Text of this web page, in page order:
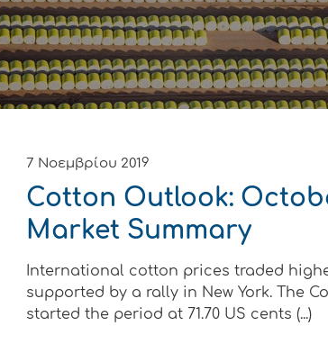
7 Νοεμβρίου 2019
Cotton Outlook:
Market Summary
International cotton prices traded
supported by a rally in New York. The
started the period at 71.70 US cents (...)